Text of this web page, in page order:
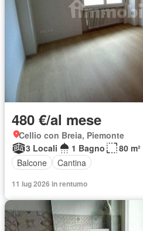
480 €/al mese
Cellio con Breia, Piemonte
3 Locali
1 Bagno
80 m²
Balcone
Cantina
11 lug 2026 in rentumo